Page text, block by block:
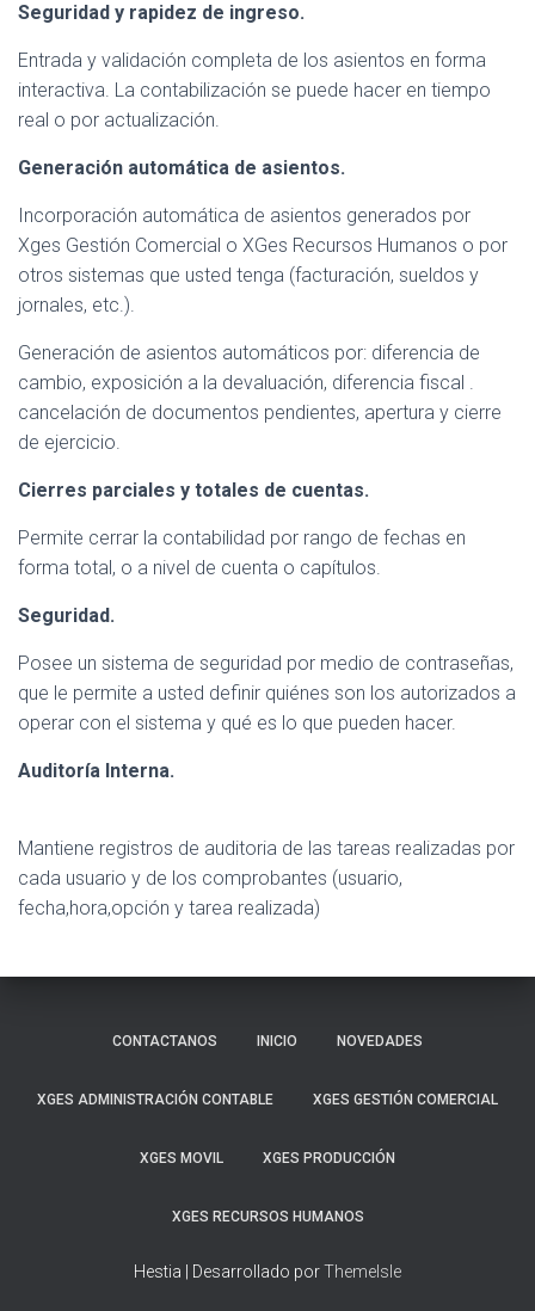
Seguridad y rapidez de ingreso.
Entrada y validación completa de los asientos en forma
interactiva. La contabilización se puede hacer en tiempo
real o por actualización.
Generación automática de asientos.
Incorporación automática de asientos generados por
Xges Gestión Comercial o XGes Recursos Humanos o por
otros sistemas que usted tenga (facturación, sueldos y
jornales, etc.).
Generación de asientos automáticos por: diferencia de
cambio, exposición a la devaluación, diferencia fiscal .
cancelación de documentos pendientes, apertura y cierre
de ejercicio.
Cierres parciales y totales de cuentas.
Permite cerrar la contabilidad por rango de fechas en
forma total, o a nivel de cuenta o capítulos.
Seguridad.
Posee un sistema de seguridad por medio de contraseñas,
que le permite a usted definir quiénes son los autorizados a
operar con el sistema y qué es lo que pueden hacer.
Auditoría Interna.
Mantiene registros de auditoria de las tareas realizadas por
cada usuario y de los comprobantes (usuario,
fecha,hora,opción y tarea realizada)
CONTACTANOS INICIO NOVEDADES
XGES ADMINISTRACIÓN CONTABLE XGES GESTIÓN COMERCIAL
XGES MOVIL XGES PRODUCCIÓN
XGES RECURSOS HUMANOS
Hestia | Desarrollado porThemeIsle